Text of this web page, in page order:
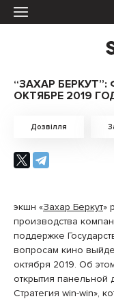
“ЗАХАР
ОКТЯБРЕ 2019
Дозвілля
экшн «Захар Беркут»
производства
поддержке
вопросам кино
октября 2019. Об
открытия панельной
Стратегия win-win»,